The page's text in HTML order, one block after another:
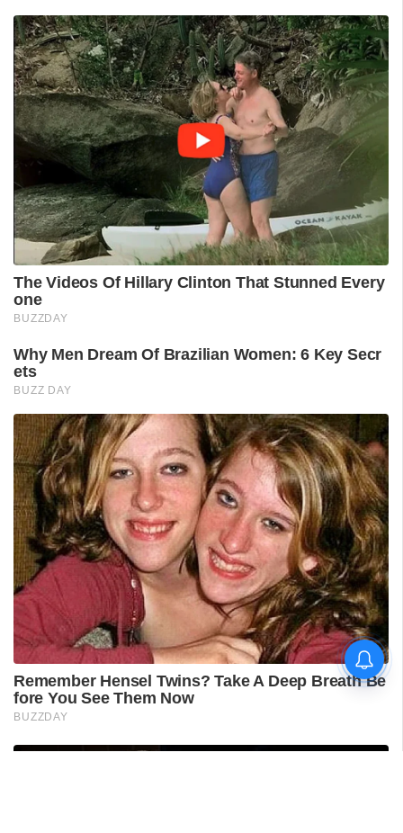
'കാതങ്ങൾ ദൂരെ'; 'ഇറ്റ്സ് എ
മെഡിക്കൽ മിറാക്കിൾ' ആദ്യ
ഗാനം പുറത്ത്